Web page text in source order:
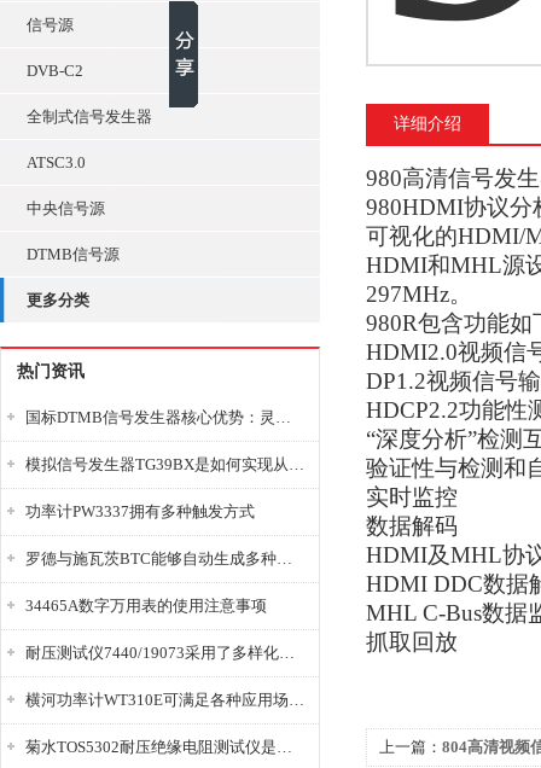
信号源
DVB-C2
全制式信号发生器
ATSC3.0
中央信号源
DTMB信号源
更多分类
热门资讯
国标DTMB信号发生器核心优势：灵活性与准确性的结合
模拟信号发生器TG39BX是如何实现从直流到交流的波形转换?
功率计PW3337拥有多种触发方式
罗德与施瓦茨BTC能够自动生成多种音视频信号
34465A数字万用表的使用注意事项
耐压测试仪7440/19073采用了多样化的功能设计
横河功率计WT310E可满足各种应用场景的需求
菊水TOS5302耐压绝缘电阻测试仪是种重要的电气安全检测设备
详细介绍
980高清信号发
980HDMI协议
可视化的HDMI/
HDMI和MHL源
297MHz。
980R包含功能如
HDMI2.0视频信
DP1.2视频信号
HDCP2.2功能性
“深度分析”检测
验证性与检测和
实时监控
数据解码
HDMI及MHL协
HDMI DDC数据
MHL C-Bus数据
抓取回放
上一篇： 804高清视频